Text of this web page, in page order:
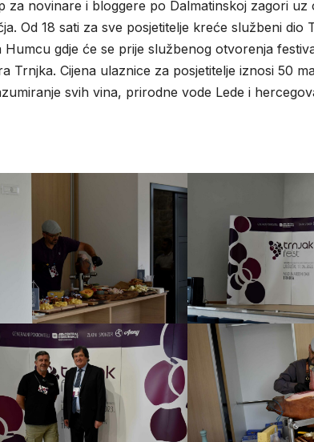
za novinare i bloggere po Dalmatinskoj zagori uz
Od 18 sati za sve posjetitelje kreće službeni dio
gdje će se prije službenog otvorenja
Trnjka. Cijena ulaznice za posjetitelje iznosi 50
svih vina, prirodne vode Lede i